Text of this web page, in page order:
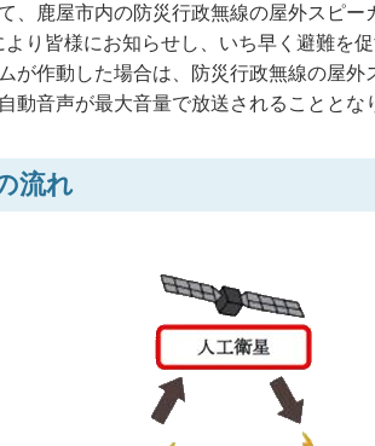
、鹿屋市内の防災行政無線の屋外スピ
り皆様にお知らせし、いち早く避難を促
が作動した場合は、防災行政無線の屋
動音声が最大音量で放送されることとな
流れ